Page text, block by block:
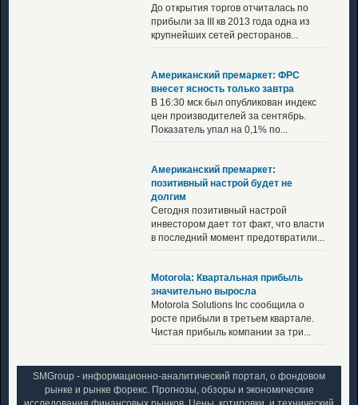
До открытия торгов отчиталась по
прибыли за III кв 2013 года одна из
крупнейших сетей ресторанов...
Американский премаркет: ФРС
внесет ясность только завтра
В 16:30 мск был опубликован индекс
цен производителей за сентябрь.
Показатель упал на 0,1% по...
Американский премаркет:
позитивный настрой будет не
долгим
Сегодня позитивный настрой
инвестором дает тот факт, что власти
в последний момент предотвратили...
Motorola: Квартальная прибыль
значительно выросла
Motorola Solutions Inc сообщила о
росте прибыли в третьем квартале.
Чистая прибыль компании за три...
SMGroup - информационно-аналитический портал, о фондовом
рынке и рынке форекс. Прогнозы, обзоры и экономические